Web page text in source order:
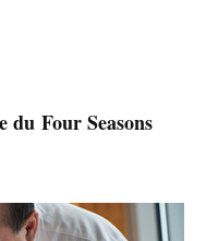
du Four Seasons